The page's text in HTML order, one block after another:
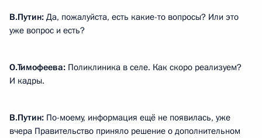
В.Путин: Да, пожалуйста, есть какие-то вопросы? Или это
уже вопрос и есть?
О.Тимофеева: Поликлиника в селе. Как скоро реализуем?
И кадры.
В.Путин: По-моему, информация ещё не появилась, уже
вчера Правительство приняло решение о дополнительном